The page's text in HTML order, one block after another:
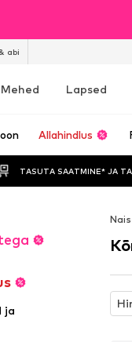
abi
Mehed Lapsed
Allahindlus
TASUTA SAATMINE* JA
ja